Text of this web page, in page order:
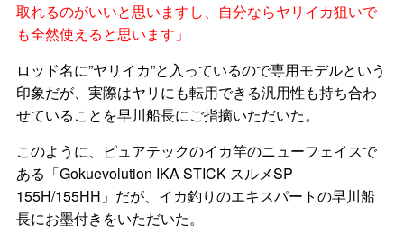
取れるのがいいと思いますし、自分ならヤリイカ狙いで
も全然使えると思います」
ロッド名に”ヤリイカ”と入っているので専用モデルという
印象だが、実際はヤリにも転用できる汎用性も持ち合わ
せていることを早川船長にご指摘いただいた。
このように、ピュアテックのイカ竿のニューフェイスで
ある「Gokuevolution IKA STICK スルメSP
155H/155HH」だが、イカ釣りのエキスパートの早川船
長にお墨付きをいただいた。